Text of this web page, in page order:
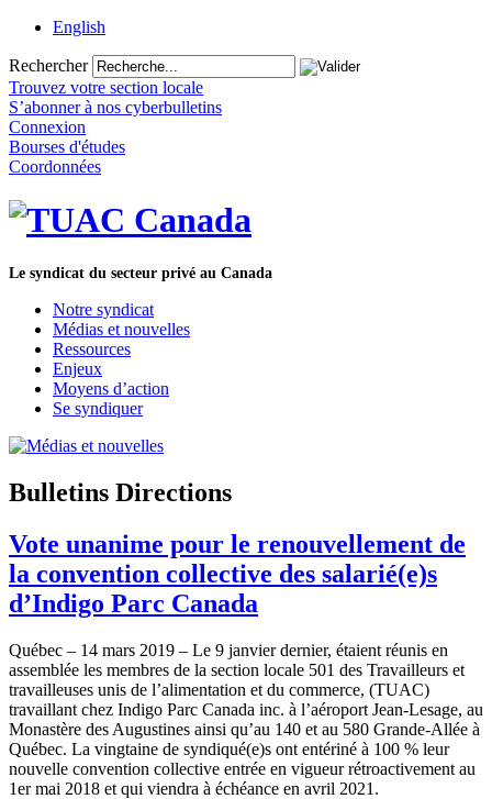
English
Rechercher
Trouvez votre section locale
S’abonner à nos cyberbulletins
Connexion
Bourses d'études
Coordonnées
Le syndicat du secteur privé au Canada
Notre syndicat
Médias et nouvelles
Ressources
Enjeux
Moyens d’action
Se syndiquer
Bulletins Directions
Vote unanime pour le renouvellement de
la convention collective des salarié(e)s
d’Indigo Parc Canada
Québec – 14 mars 2019 – Le 9 janvier dernier, étaient réunis en
assemblée les membres de la section locale 501 des Travailleurs et
travailleuses unis de l’alimentation et du commerce, (TUAC)
travaillant chez Indigo Parc Canada inc. à l’aéroport Jean-Lesage, au
Monastère des Augustines ainsi qu’au 140 et au 580 Grande-Allée à
Québec. La vingtaine de syndiqué(e)s ont entériné à 100 % leur
nouvelle convention collective entrée en vigueur rétroactivement au
1er mai 2018 et qui viendra à échéance en avril 2021.